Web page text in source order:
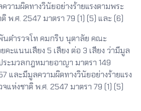
วามผิดทางวินัยอย่างร้ายแรงตามพระ
พ.ศ. 2547 มาตรา 79 (1) (5) และ (6)
ำรวจโท คมกริบ นุตาลัย คณะ
คะแนนเสียง 5 เสียง ต่อ 3 เสียง ว่ามีมูล
ะมวลกฎหมายอาญา มาตรา 149
และมีมูลความผิดทางวินัยอย่างร้ายแรง
ห่งชาติ พ.ศ. 2547 มาตรา 79 (1) (5)